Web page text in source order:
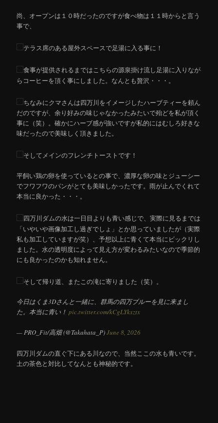
尚、オープンは１０時だったのですが食べ物は１１時からと言う
事で、
テラス席のある屋外スペースで足湯に入る事に！
食事が提供されるまではこちらの源泉掛け流し足湯に入りなが
らコーヒーを頂く事にしました。なんとも贅沢・・・。
ちなみにクマさんは四万川をイメージしたハーブティーを頼ん
だのですが、余り好みの味じゃなかったみたいで殆どを私が頂く
事に（笑）。確かにハーブ感が強いですが私的にはむしろ好きな
味だったので美味しく頂きました。
そしてメインのフレンチトーストです！
平飼い鶏の卵を使っているとの事で、濃厚な卵の味とジューシー
でフワフワのパンがとても美味しかったです。雨が止んでくれて
本当に良かった・・・。
四万川ダムの水は一日目よりも青い感じで、実際に見るまでは
「いやいや画像加工し過ぎでしょ」とか思っていましたが（実際
私も加工していますが笑）、予想以上に青くて本当にビックリし
ました。水の透明度によって見え方が変わるみたいなので季節的
にも良かったのかも知れません。
そして帰り道、またこの滝に寄りました（笑）。
今日はくま3Dさんと一緒に、群馬の四万ブルーを見に来まし
た。本当に青い！pic.twitter.com/kCgLYkxztx
— PRO_Fit/高畑 (@Takahata_P)June 8, 2026
四万川ダムの直ぐ下にある川なので、当然ここの水も青いです。
土の茶色と対比してなんとも神秘的です。